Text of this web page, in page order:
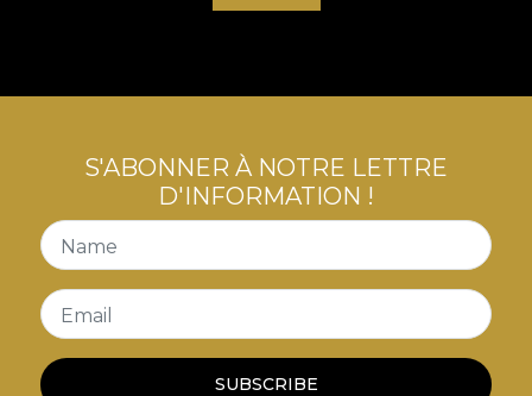
S'ABONNER À NOTRE LETTRE
D'INFORMATION !
Name
Email
SUBSCRIBE